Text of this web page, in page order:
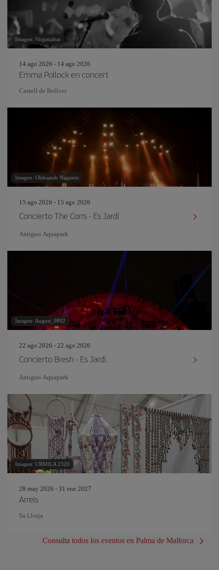
Imagen: Virginiabar
14 ago 2026 - 14 ago 2026
Emma Pollock en concert
Castell de Bellver
Imagen: Oleksandr Nagaiets
15 ago 2026 - 15 ago 2026
Concierto The Corrs - Es Jardí
Antiguo Aquapark
Imagen: August_0802
22 ago 2026 - 22 ago 2026
Concierto Bresh - Es Jardí.
Antiguo Aquapark
Imagen: URMILA 2320
28 may 2026 - 31 ene 2027
Arrels
Sa Llotja
Consulta todos los eventos en Palma de Mallorca